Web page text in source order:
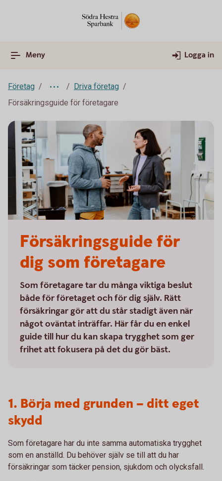
Meny Logga in
Företag
Driva företag
Försäkringsguide för företagare
Försäkringsguide för
dig som företagare
Som företagare tar du många viktiga beslut
både för företaget och för dig själv. Rätt
försäkringar gör att du står stadigt även när
något oväntat inträffar. Här får du en enkel
guide till hur du kan skapa trygghet som ger
frihet att fokusera på det du gör bäst.
1. Börja med grunden – ditt eget
skydd
Som företagare har du inte samma automatiska trygghet
som en anställd. Du behöver själv se till att du har
försäkringar som täcker pension, sjukdom och olycksfall.